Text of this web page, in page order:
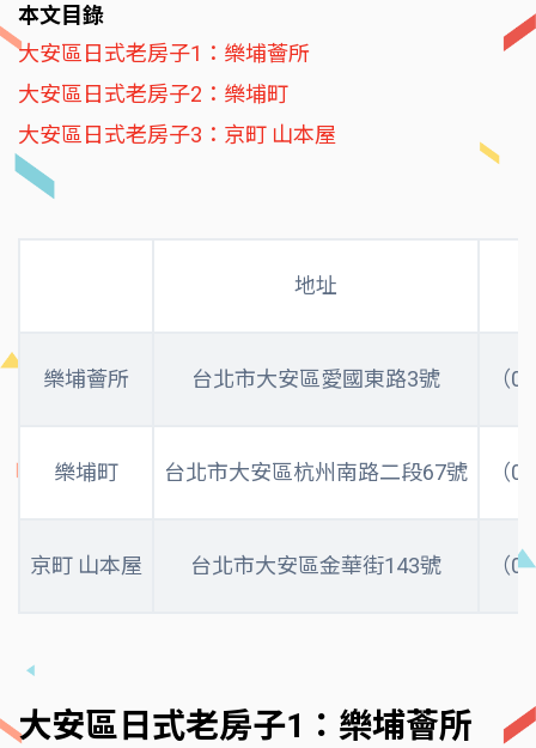
本文目錄
大安區日式老房子1：樂埔薈所
大安區日式老房子2：樂埔町
大安區日式老房子3：京町 山本屋
地址
樂埔薈所 台北市大安區愛國東路3號 （
樂埔町 台北市大安區杭州南路二段67號 （
京町 山本屋 台北市大安區金華街143號 （
大安區日式老房子1：樂埔薈所